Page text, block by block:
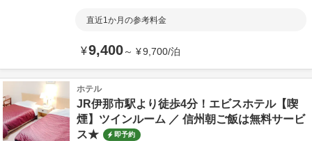
直近1か月の参考料金
¥9,400～ ¥9,700/泊
ホテル
JR伊那市駅より徒歩4分！エビスホテル【喫
煙】ツインルーム ／ 信州朝ご飯は無料サービ
ス★
即予約